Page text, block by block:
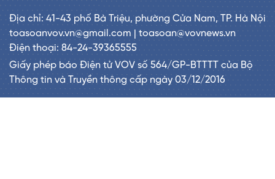
Địa chỉ: 41-43 phố Bà Triệu, phường Cửa Nam, TP. Hà Nội
toasoanvov.vn@gmail.com | toasoan@vovnews.vn
Điện thoại: 84-24-39365555
Giấy phép báo Điện tử VOV số 564/GP-BTTTT của Bộ
Thông tin và Truyền thông cấp ngày 03/12/2016